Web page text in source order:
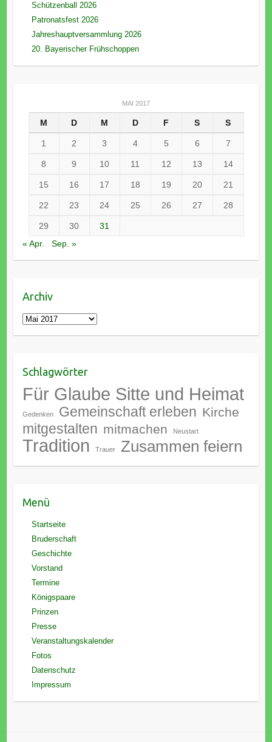
Schützenball 2026
Patronatsfest 2026
Jahreshauptversammlung 2026
20. Bayerischer Frühschoppen
MAI 2017
M D M D F S S
1 2 3 4 5 6 7
8 9 10 11 12 13 14
15 16 17 18 19 20 21
22 23 24 25 26 27 28
29 30
31
« Apr.
Sep. »
Archiv
Archiv
Schlagwörter
Für Glaube Sitte und Heimat
Gedenken Gemeinschaft erleben Kirche
mitgestalten mitmachen Neustart
Tradition Trauer Zusammen feiern
Menü
Startseite
Bruderschaft
Geschichte
Vorstand
Termine
Königspaare
Prinzen
Presse
Veranstaltungskalender
Fotos
Datenschutz
Impressum